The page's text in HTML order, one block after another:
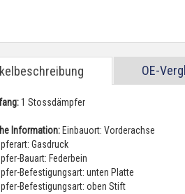
OE-
1 Stossdämpfer
Information: Einbauort: Vorderachse
Gasdruck
Bauart: Federbein
Befestigungsart: unten Platte
Befestigungsart: oben Stift